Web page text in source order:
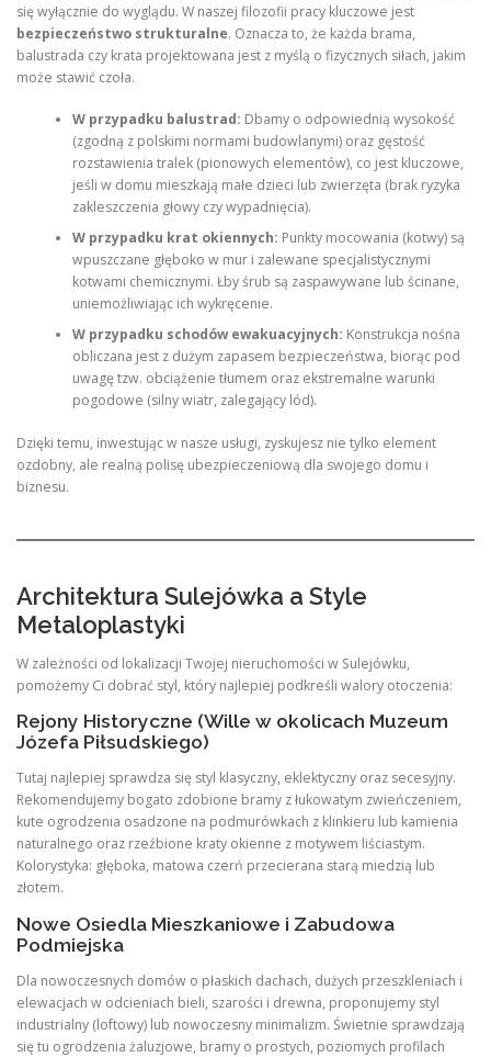
się wyłącznie do wyglądu. W naszej filozofii pracy kluczowe jest
bezpieczeństwo strukturalne. Oznacza to, że każda brama,
balustrada czy krata projektowana jest z myślą o fizycznych siłach, jakim
może stawić czoła.
W przypadku balustrad: Dbamy o odpowiednią wysokość
(zgodną z polskimi normami budowlanymi) oraz gęstość
rozstawienia tralek (pionowych elementów), co jest kluczowe,
jeśli w domu mieszkają małe dzieci lub zwierzęta (brak ryzyka
zakleszczenia głowy czy wypadnięcia).
W przypadku krat okiennych: Punkty mocowania (kotwy) są
wpuszczane głęboko w mur i zalewane specjalistycznymi
kotwami chemicznymi. Łby śrub są zaspawywane lub ścinane,
uniemożliwiając ich wykręcenie.
W przypadku schodów ewakuacyjnych: Konstrukcja nośna
obliczana jest z dużym zapasem bezpieczeństwa, biorąc pod
uwagę tzw. obciążenie tłumem oraz ekstremalne warunki
pogodowe (silny wiatr, zalegający lód).
Dzięki temu, inwestując w nasze usługi, zyskujesz nie tylko element
ozdobny, ale realną polisę ubezpieczeniową dla swojego domu i
biznesu.
Architektura Sulejówka a Style
Metaloplastyki
W zależności od lokalizacji Twojej nieruchomości w Sulejówku,
pomożemy Ci dobrać styl, który najlepiej podkreśli walory otoczenia:
Rejony Historyczne (Wille w okolicach Muzeum
Józefa Piłsudskiego)
Tutaj najlepiej sprawdza się styl klasyczny, eklektyczny oraz secesyjny.
Rekomendujemy bogato zdobione bramy z łukowatym zwieńczeniem,
kute ogrodzenia osadzone na podmurówkach z klinkieru lub kamienia
naturalnego oraz rzeźbione kraty okienne z motywem liściastym.
Kolorystyka: głęboka, matowa czerń przecierana starą miedzią lub
złotem.
Nowe Osiedla Mieszkaniowe i Zabudowa
Podmiejska
Dla nowoczesnych domów o płaskich dachach, dużych przeszkleniach i
elewacjach w odcieniach bieli, szarości i drewna, proponujemy styl
industrialny (loftowy) lub nowoczesny minimalizm. Świetnie sprawdzają
się tu ogrodzenia żaluzjowe, bramy o prostych, poziomych profilach